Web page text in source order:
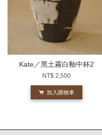
Kate／黑土霧白釉中杯2
NT$ 2,500
加入購物車